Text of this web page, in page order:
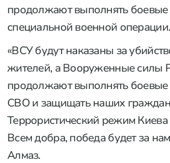
продолжают выполнять боевые
специальной военной операции.
«ВСУ будут наказаны за
жителей, а Вооруженные силы
продолжают выполнять боевые
СВО и защищать наших
Террористический режим
Всем добра, победа будет за
Алмаз.